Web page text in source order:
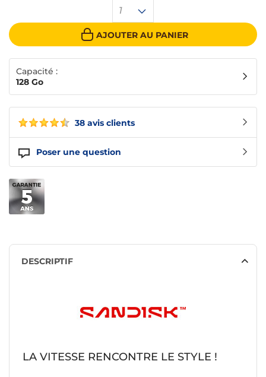
38 avis clients
Poser une question
1
AJOUTER AU PANIER
Capacité :
128 Go
DESCRIPTIF
LA VITESSE RENCONTRE LE STYLE !